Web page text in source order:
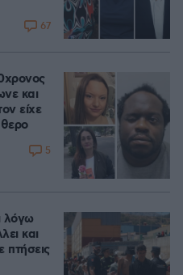
67
και
είχε
5
λόγω
και